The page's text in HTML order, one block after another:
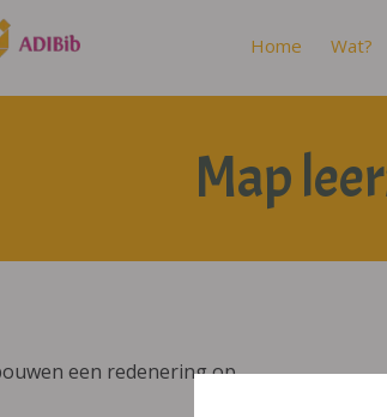
Home Wat?
Map
een redenering op.